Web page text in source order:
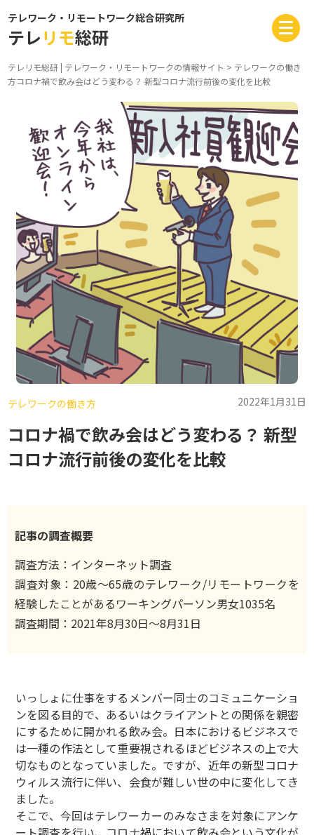
テレワーク・リモートワーク総合研究所
テレリモ総研
テレリモ総研 | テレワーク・リモートワークの情報サイト > テレワークの働き
方コロナ禍で飲み会はどう変わる？ 新型コロナ流行前後の変化を比較
テレワークの働き方 2022年1月31日
コロナ禍で飲み会はどう変わる？ 新型
コロナ流行前後の変化を比較
記事の調査概要
調査方法：インターネット調査
調査対象：20歳〜65歳のテレワーク/リモートワークを
経験したことがあるワーキングパーソン男女1035名
調査期間：2021年8月30日〜8月31日
いっしょに仕事をするメンバー同士のコミュニケーショ
ンを図る目的で、あるいはクライアントとの関係を親密
にするために開かれる飲み会。日本におけるビジネスで
は一種の作法として重要視されるほどビジネスの上で大
切なものとなっていました。ですが、近年の新型コロナ
ウィルス流行に伴い、会食が難しい世の中に変化してき
ました。
そこで、今回はテレワーカーのみなさまを対象にアンケ